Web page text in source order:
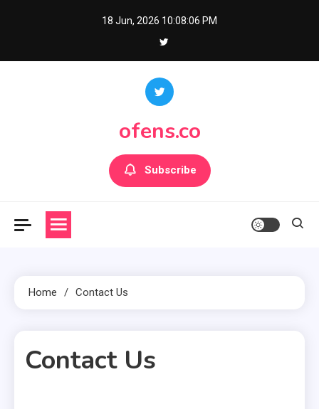
18 Jun, 2026 10:08:06 PM
ofens.co
Subscribe
Home Contact Us
Contact Us